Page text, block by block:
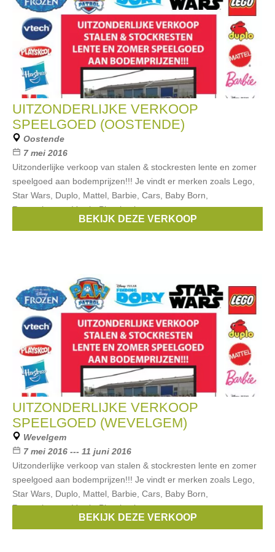
UITZONDERLIJKE VERKOOP
SPEELGOED (OOSTENDE)
Oostende
7 mei 2016
Uitzonderlijke verkoop van stalen & stockresten lente en zomer
speelgoed aan bodemprijzen!!! Je vindt er merken zoals Lego,
Star Wars, Duplo, Mattel, Barbie, Cars, Baby Born,
Ravensburger, Vtech, Playskool
,Goliath,lego,Barbie,Ravensburger
BEKIJK DEZE VERKOOP
UITZONDERLIJKE VERKOOP
SPEELGOED (WEVELGEM)
Wevelgem
7 mei 2016 --- 11 juni 2016
Uitzonderlijke verkoop van stalen & stockresten lente en zomer
speelgoed aan bodemprijzen!!! Je vindt er merken zoals Lego,
Star Wars, Duplo, Mattel, Barbie, Cars, Baby Born,
Ravensburger, Vtech, Playskool
,Goliath,lego,Barbie,Ravensburger
BEKIJK DEZE VERKOOP